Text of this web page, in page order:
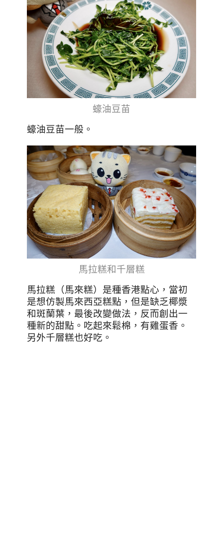
蠔油豆苗
蠔油豆苗一般。
馬拉糕和千層糕
馬拉糕（馬來糕）是種香港點心，當初
是想仿製馬來西亞糕點，但是缺乏椰漿
和斑蘭葉，最後改變做法，反而創出一
種新的甜點 。 吃起來鬆棉，有雞蛋香。
另外千層糕也好吃。